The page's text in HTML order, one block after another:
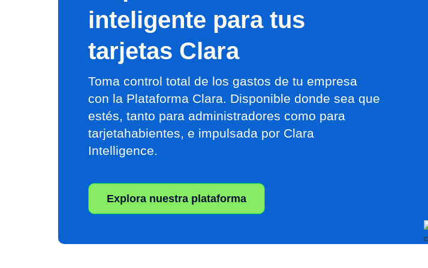
inteligente para tus
tarjetas Clara
Toma control total de los gastos de tu empresa
con la Plataforma Clara. Disponible donde sea que
estés, tanto para administradores como para
tarjetahabientes, e impulsada por Clara
Intelligence.
Explora nuestra plataforma